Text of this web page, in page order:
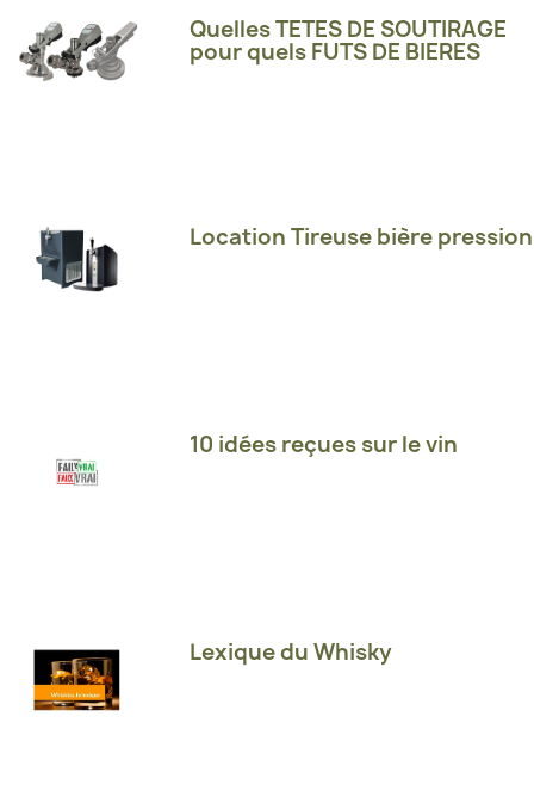
Quelles TETES DE SOUTIRAGE
pour quels FUTS DE BIERES
Location Tireuse bière pression
10 idées reçues sur le vin
Lexique du Whisky